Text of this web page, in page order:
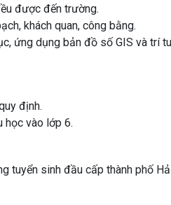
được đến trường.
khách quan, công bằng.
ứng dụng bản đồ số GIS và trí
định.
học vào lớp 6.
tuyển sinh đầu cấp thành phố